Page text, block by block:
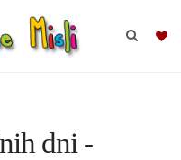
dni -